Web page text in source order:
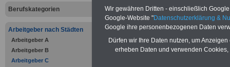
Berufskategorien
Arbeitgeber nach Städten
Arbeitgeber A
Arbeitgeber B
Arbeitgeber C
zurück zur
Wir gewähren Dritten - einschließlich
Google-Website "Datenschutzerklärung &
Google ihre personenbezogenen Daten
Dürfen wir Ihre Daten nutzen, um
erheben Daten und verwenden